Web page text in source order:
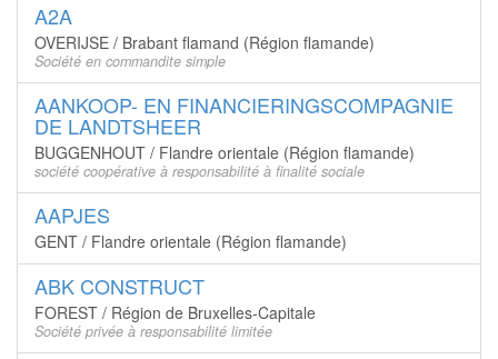
A2A
OVERIJSE / Brabant flamand (Région flamande)
Société en commandite simple
AANKOOP- EN FINANCIERINGSCOMPAGNIE
DE LANDTSHEER
BUGGENHOUT / Flandre orientale (Région flamande)
société coopérative à responsabilité à finalité sociale
AAPJES
GENT / Flandre orientale (Région flamande)
ABK CONSTRUCT
FOREST / Région de Bruxelles-Capitale
Société privée à responsabilité limitée